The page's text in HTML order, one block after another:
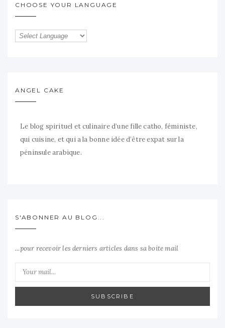
CHOOSE YOUR LANGUAGE
ANGEL CAKE
Le blog spirituel et culinaire d’une fille catho, féministe,
qui cuisine, et qui a la bonne idée d’être expat sur la
péninsule arabique.
S'ABONNER AU BLOG...
...pour recevoir les derniers articles dans sa boite mail
SUBSCRIBE